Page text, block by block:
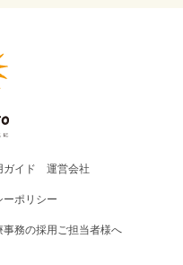
ガイド 運営会社
ーポリシー
事務の採用ご担当者様へ